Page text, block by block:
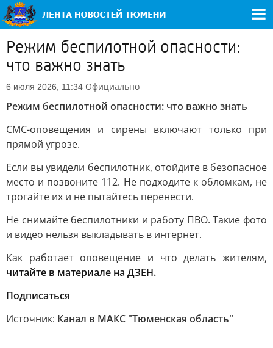
Режим беспилотной опасности:
что важно знать
6 июля 2026, 11:34 Официально
Режим беспилотной опасности: что важно знать
СМС-оповещения и сирены включают только при
прямой угрозе.
Если вы увидели беспилотник, отойдите в безопасное
место и позвоните 112. Не подходите к обломкам, не
трогайте их и не пытайтесь перенести.
Не снимайте беспилотники и работу ПВО. Такие фото
и видео нельзя выкладывать в интернет.
Как работает оповещение и что делать жителям,
читайте в материале на ДЗЕН.
Подписаться
Источник: Канал в МАКС "Тюменская область"